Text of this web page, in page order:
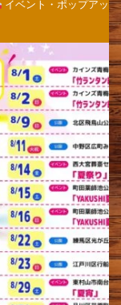
イベント・ポップアッ